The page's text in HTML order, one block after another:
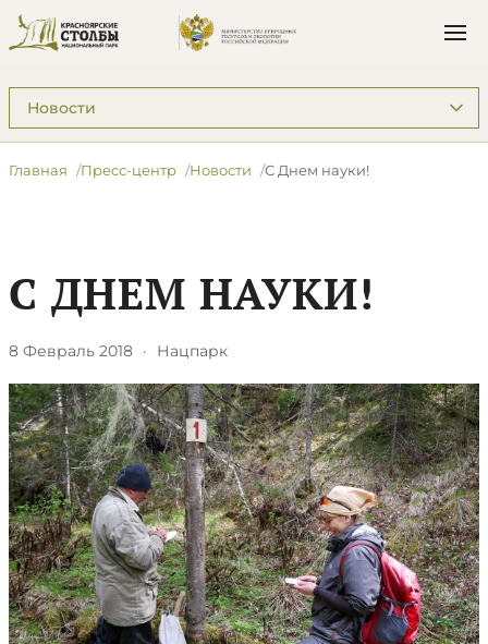
Подразделы: Пресс-центр
Главная Пресс-центр Новости С Днем науки!
С ДНЕМ НАУКИ!
8 Февраль 2018 · Нацпарк